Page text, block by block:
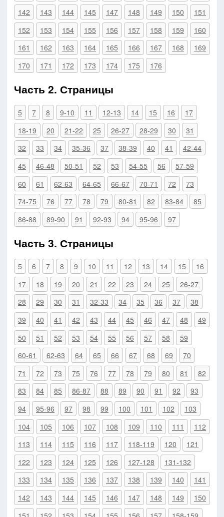
142
143 144 145 147 148 149 150
151
152
153 154 155 156 157 158 159
160
161
162 163 164 165 166 167 168
169
170
171 172 173 174 175 176
Часть 2. Страницы
5 7 8 9-10 11 12-13 14 15 16
17
18-19
20 21-22 25 26-27 28-29 30
31
32
33 34 35-36 37 38-39 40 41
42-44
45
46-48 50-51 52 53 54-55 56
57-59
60
61 62-63 64-65 66-67 70-71 72
73
74-75
76 77 78 79 80-81 82 83-84
85
86-88
89-90 91 92-93 94 95-96 97
Часть 3. Страницы
5 6 7 8 9 10 11 12 13 14 15
16
17
18 19 20 21 22 23 24 25
26-27
28
29 30 31 32-33 34 35 36 37
38
39
40 41 42 43 44 45 46 47 48
49
50
51 52 53 54 55 56 57 58
59
60-61
62-63 64 65 66 67 68 69
70
71
72 73 75 76 77 78 79 80 81
82
83
84 85 86-87 88 89 90 91 92
93
94
95-96 97 98 99 100 101 102
103
104
105 106 107 108 109 110 111
112
113
114 115 116 117 118-119 120
121
122
123 124 125 126 127-128
131-132
133
134 135 136 137 138 139 140
141
142
143 144 145 146 147 148 149
150